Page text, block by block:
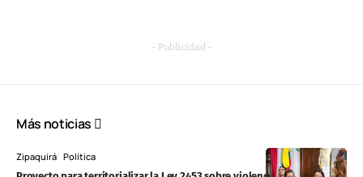
- Publicidad -
Más noticias
Zipaquirá Política